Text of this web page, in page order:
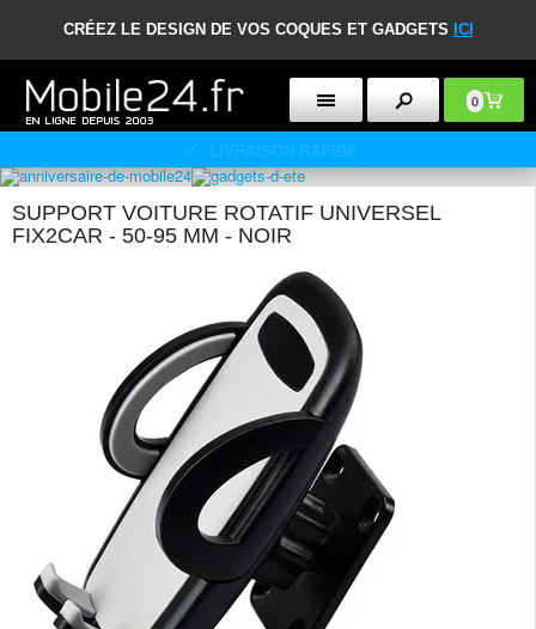
CRÉEZ LE DESIGN DE VOS COQUES ET GADGETS ICI
0
POLITIQUE DE RETOUR DE 30 JOURS
SUPPORT VOITURE ROTATIF UNIVERSEL
FIX2CAR - 50-95 MM - NOIR